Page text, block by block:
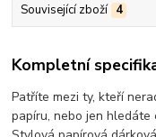
Související zboží 4
Kompletní
Patříte mezi ty, kteří
papíru, nebo jen